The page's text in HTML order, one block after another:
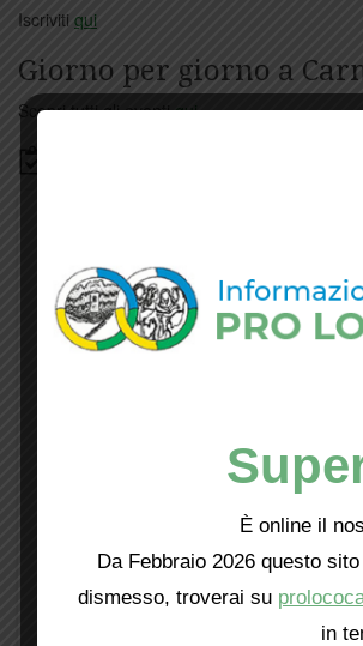
Iscriviti qui
Giorno per giorno a
Scopri tutti gli eventiqui
È online il
Da Febbraio 2026 questo
dismesso, troverai su
in